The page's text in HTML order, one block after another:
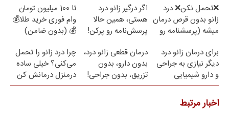
❌تحمل نکن❌ درد
زانو بدون قرص درمان
میشه (پرسشنامه رو
اگر درگیر زانو درد
هستی، همین حالا
پرسش‌نامه رو پرکن!
تا 100 میلیون تومان
وام فوری خرید طلا💰
💰 (بدون ضامن)
برای درمان زانو درد
دیگر نیازی به جراحی
و دارو شیمیایی
نیست(پرسش‌نامه)
درمان قطعی زانو درد،
بدون دارو، بدون
تزریق، بدون جراحی!
(پرسش‌نامه)
چرا درد زانو را تحمل
می‌کنی؟ خیلی ساده
درمنزل درمانش کن
اخبار مرتبط